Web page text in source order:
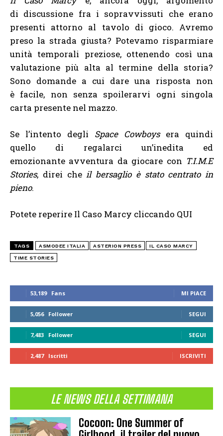
53,189 Fans MI PIACE
5,056 Follower SEGUI
7,483 Follower SEGUI
2,487 Iscritti ISCRIVITI
LE NEWS DELLA SETTIMANA
Cocoon: One Summer of
di discussione fra i sopravvissuti che erano
presenti attorno al tavolo di gioco. Avremo
preso la strada giusta? Potevamo risparmiare
unità temporali preziose, ottenendo così una
valutazione più alta al termine della storia?
Sono domande a cui dare una risposta non
è facile, non senza spoilerarvi ogni singola
carta presente nel mazzo.
Se l’intento degli Space Cowboysera quindi
quello di regalarci un’inedita ed
emozionante avventura da giocare con T.I.M.E
Stories, direi cheil bersaglio è stato centrato in
pieno.
Potete reperire Il Caso Marcy cliccando QUI
TAGS ASMODEE ITALIA ASTERION PRESS IL CASO MARCY
TIME STORIES